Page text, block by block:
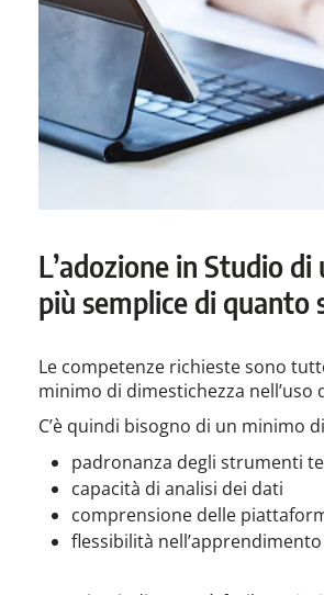
L’adozione in Studio
più semplice di quanto
Le competenze richieste sono
minimo di dimestichezza
C’è quindi bisogno di un minimo
padronanza degli strumenti
capacità di analisi dei dati
comprensione delle
flessibilità